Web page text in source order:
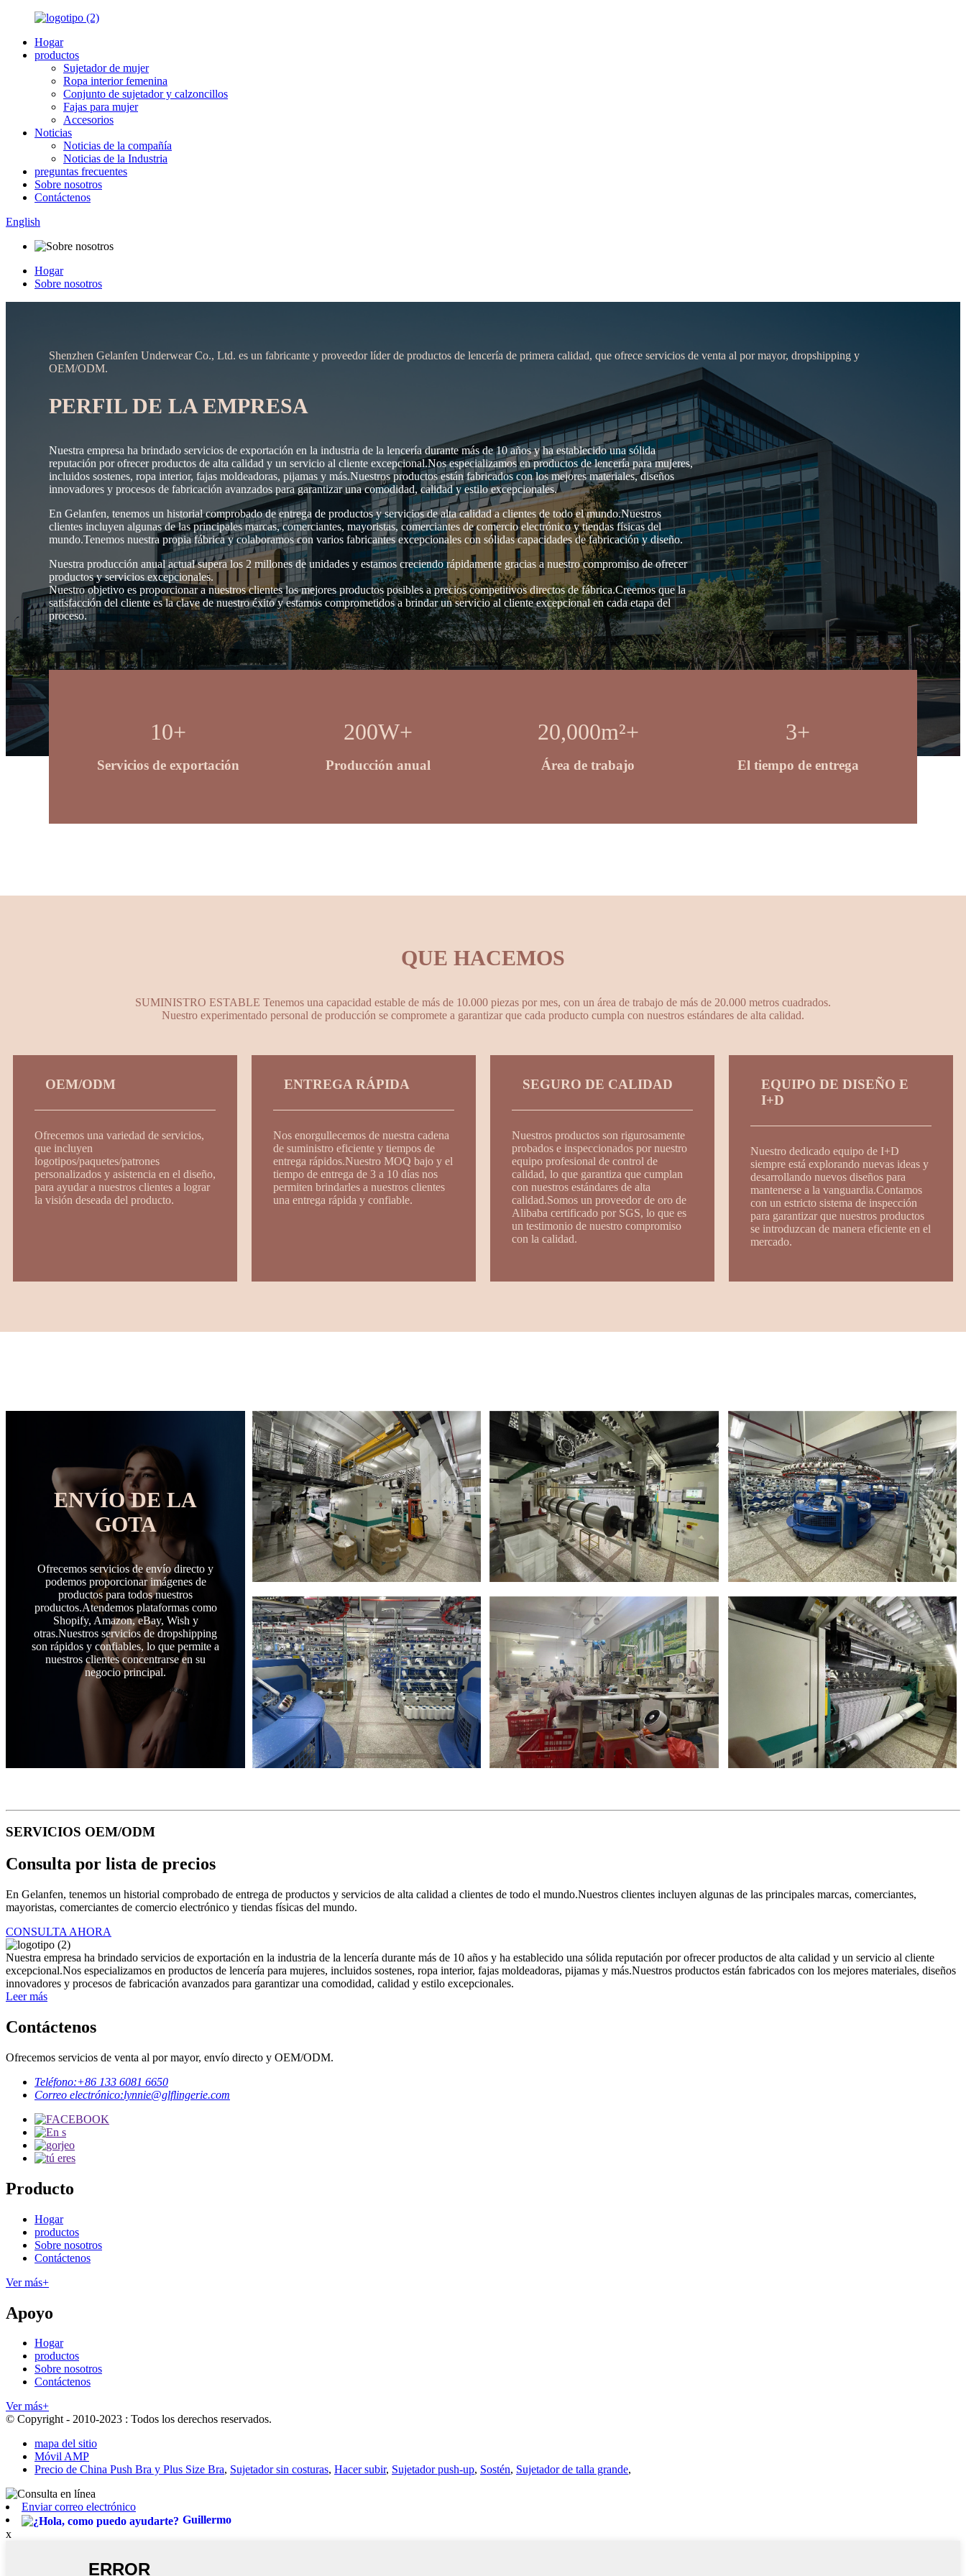
Hogar
productos
Sujetador de mujer
Ropa interior femenina
Conjunto de sujetador y calzoncillos
Fajas para mujer
Accesorios
Noticias
Noticias de la compañía
Noticias de la Industria
preguntas frecuentes
Sobre nosotros
Contáctenos
English
Hogar
Sobre nosotros
Shenzhen Gelanfen Underwear Co., Ltd. es un fabricante y proveedor líder de productos de lencería de primera calidad, que ofrece servicios de venta al por mayor, dropshipping y
OEM/ODM.
PERFIL DE LA EMPRESA
Nuestra empresa ha brindado servicios de exportación en la industria de la lencería durante más de 10 años y ha establecido una sólida
reputación por ofrecer productos de alta calidad y un servicio al cliente excepcional.Nos especializamos en productos de lencería para mujeres,
incluidos sostenes, ropa interior, fajas moldeadoras, pijamas y más.Nuestros productos están fabricados con los mejores materiales, diseños
innovadores y procesos de fabricación avanzados para garantizar una comodidad, calidad y estilo excepcionales.
En Gelanfen, tenemos un historial comprobado de entrega de productos y servicios de alta calidad a clientes de todo el mundo.Nuestros
clientes incluyen algunas de las principales marcas, comerciantes, mayoristas, comerciantes de comercio electrónico y tiendas físicas del
mundo.Tenemos nuestra propia fábrica y colaboramos con varios fabricantes excepcionales con sólidas capacidades de fabricación y diseño.
Nuestra producción anual actual supera los 2 millones de unidades y estamos creciendo rápidamente gracias a nuestro compromiso de ofrecer
productos y servicios excepcionales.
Nuestro objetivo es proporcionar a nuestros clientes los mejores productos posibles a precios competitivos directos de fábrica.Creemos que la
satisfacción del cliente es la clave de nuestro éxito y estamos comprometidos a brindar un servicio al cliente excepcional en cada etapa del
proceso.
10+
Servicios de exportación
200W+
Producción anual
20,000m²+
Área de trabajo
3+
El tiempo de entrega
QUE HACEMOS
SUMINISTRO ESTABLE Tenemos una capacidad estable de más de 10.000 piezas por mes, con un área de trabajo de más de 20.000 metros cuadrados.
Nuestro experimentado personal de producción se compromete a garantizar que cada producto cumpla con nuestros estándares de alta calidad.
OEM/ODM
Ofrecemos una variedad de servicios,
que incluyen
logotipos/paquetes/patrones
personalizados y asistencia en el diseño,
para ayudar a nuestros clientes a lograr
la visión deseada del producto.
ENTREGA RÁPIDA
Nos enorgullecemos de nuestra cadena
de suministro eficiente y tiempos de
entrega rápidos.Nuestro MOQ bajo y el
tiempo de entrega de 3 a 10 días nos
permiten brindarles a nuestros clientes
una entrega rápida y confiable.
SEGURO DE CALIDAD
Nuestros productos son rigurosamente
probados e inspeccionados por nuestro
equipo profesional de control de
calidad, lo que garantiza que cumplan
con nuestros estándares de alta
calidad.Somos un proveedor de oro de
Alibaba certificado por SGS, lo que es
un testimonio de nuestro compromiso
con la calidad.
EQUIPO DE DISEÑO E
I+D
Nuestro dedicado equipo de I+D
siempre está explorando nuevas ideas y
desarrollando nuevos diseños para
mantenerse a la vanguardia.Contamos
con un estricto sistema de inspección
para garantizar que nuestros productos
se introduzcan de manera eficiente en el
mercado.
ENVÍO DE LA
GOTA
Ofrecemos servicios de envío directo y
podemos proporcionar imágenes de
productos para todos nuestros
productos.Atendemos plataformas como
Shopify, Amazon, eBay, Wish y
otras.Nuestros servicios de dropshipping
son rápidos y confiables, lo que permite a
nuestros clientes concentrarse en su
negocio principal.
SERVICIOS OEM/ODM
Consulta por lista de precios
En Gelanfen, tenemos un historial comprobado de entrega de productos y servicios de alta calidad a clientes de todo el mundo.Nuestros clientes incluyen algunas de las principales marcas, comerciantes,
mayoristas, comerciantes de comercio electrónico y tiendas físicas del mundo.
CONSULTA AHORA
Nuestra empresa ha brindado servicios de exportación en la industria de la lencería durante más de 10 años y ha establecido una sólida reputación por ofrecer productos de alta calidad y un servicio al cliente
excepcional.Nos especializamos en productos de lencería para mujeres, incluidos sostenes, ropa interior, fajas moldeadoras, pijamas y más.Nuestros productos están fabricados con los mejores materiales, diseños
innovadores y procesos de fabricación avanzados para garantizar una comodidad, calidad y estilo excepcionales.
Leer más
Contáctenos
Ofrecemos servicios de venta al por mayor, envío directo y OEM/ODM.
Teléfono:+86 133 6081 6650
Correo electrónico:lynnie@glflingerie.com
Producto
Hogar
productos
Sobre nosotros
Contáctenos
Ver más+
Apoyo
Hogar
productos
Sobre nosotros
Contáctenos
Ver más+
© Copyright - 2010-2023 : Todos los derechos reservados.
mapa del sitio
Móvil AMP
Precio de China Push Bra y Plus Size Bra, Sujetador sin costuras, Hacer subir, Sujetador push-up, Sostén, Sujetador de talla grande,
Enviar correo electrónico
Guillermo
x